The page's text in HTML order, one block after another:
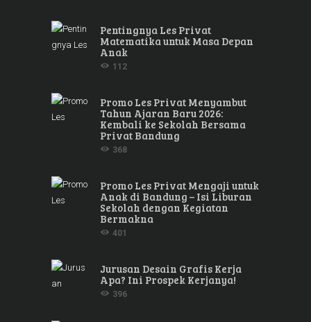
Pentingnya Les Privat
Matematika untuk Masa Depan
Anak
112
Promo Les Privat Menyambut
Tahun Ajaran Baru 2026:
Kembali ke Sekolah Bersama
Privat Bandung
368
Promo Les Privat Mengaji untuk
Anak di Bandung – Isi Liburan
Sekolah dengan Kegiatan
Bermakna
401
Jurusan Desain Grafis Kerja
Apa? Ini Prospek Kerjanya!
396